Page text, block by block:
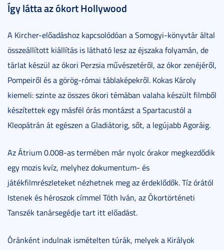
Így látta az ókort Hollywood
A Kircher-előadáshoz kapcsolódóan a Somogyi-könyvtár által
összeállított kiállítás is látható lesz az éjszaka folyamán, de
tárlat készül az ókori Perzsia művészetéről, az ókor zenéjéről,
Pompeiről és a görög-római táblaképekről. Kokas Károly
kiemeli: szinte az összes ókori témában valaha készült filmből
készítettek egy másfél órás montázst a Spartacustól a
Kleopátrán át egészen a Gladiátorig, sőt, a legújabb Agoráig.
Az Átrium 0.008-as termében már nyolc órakor megkezdődik
egy mozis kvíz, melyhez dokumentum- és
játékfilmrészleteket nézhetnek meg az érdeklődők. Tíz órától
Istenek és héroszok címmel Tóth Iván, az Ókortörténeti
Tanszék tanársegédje tart itt előadást.
Óránként indulnak ismételten túrák, melyek a Királyok